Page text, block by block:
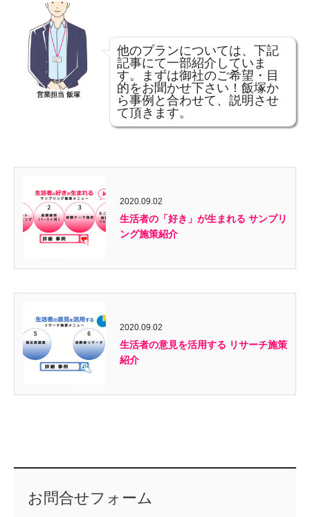
営業担当 飯塚
他のプランについては、下記
記事にて一部紹介していま
す。まずは御社のご希望・目
的をお聞かせ下さい！飯塚か
ら事例と合わせて、説明させ
て頂きます。
2020.09.02
生活者の「好き」が生まれる サンプリ
ング施策紹介
2020.09.02
生活者の意見を活用する リサーチ施策
紹介
お問合せフォーム